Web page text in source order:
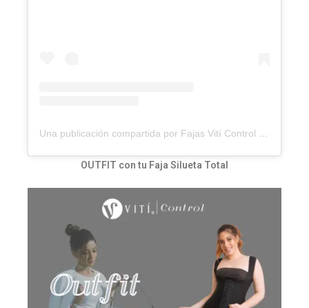
Una publicación compartida por Fajas Vití Control ®? (@viticontrol)
OUTFIT con tu Faja Silueta Total